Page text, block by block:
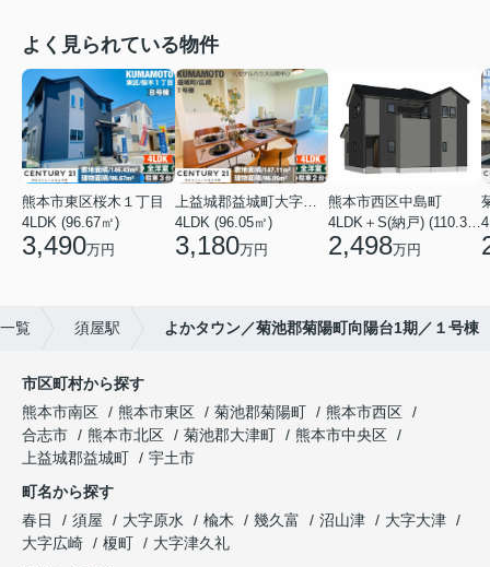
よく見られている物件
熊本市東区桜木１丁目
4LDK (96.67㎡)
3,490万円
上益城郡益城町大字広崎
4LDK (96.05㎡)
3,180万円
熊本市西区中島町
4LDK＋S(納戸) (110.37㎡)
2,498万円
覧 須屋駅 よかタウン／菊池郡菊陽町向陽台1期／１号棟
市区町村から探す
熊本市南区
熊本市東区 菊池郡菊陽町
熊本市西区
合志市
熊本市北区 菊池郡大津町
熊本市中央区
上益城郡益城町
宇土市
町名から探す
春日
須屋 大字原水 楡木 幾久富 沼山津
大字大津
大字広崎
榎町
大字津久礼